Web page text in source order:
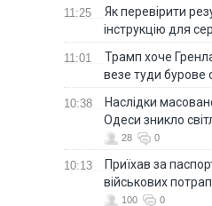
11:25
Як перевірити
інструкцію для
11:01
Трамп хоче
везе туди бурове
10:38
Наслідки
Одеси зникло
28 0
10:13
Приїхав за
військових
100 0